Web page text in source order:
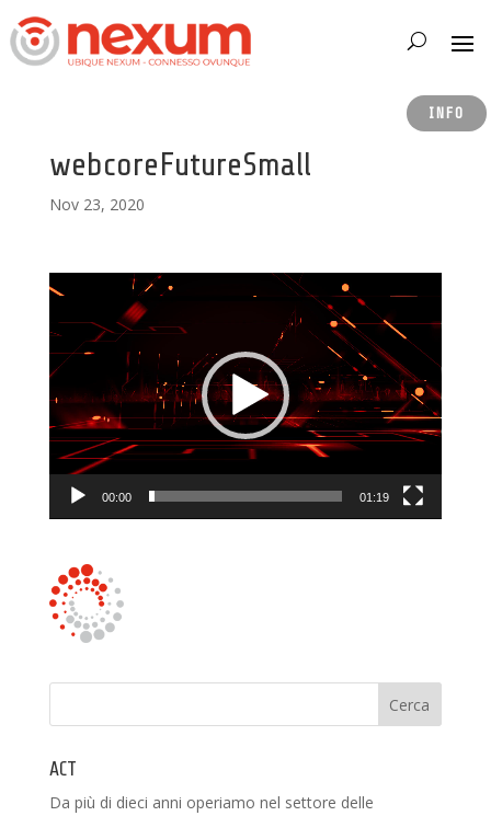
INFO
webcoreFutureSmall
Nov 23, 2020
Video
00:00 01:19
ACT
Da più di dieci anni operiamo nel settore delle